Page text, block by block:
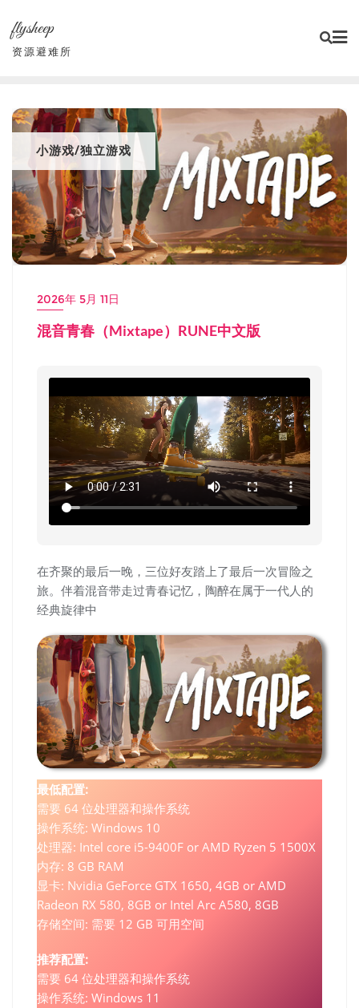
content
flysheep
资源避难所
小游戏/独立游戏
2026年 5月 11日
混音青春（Mixtape）RUNE中文版
在齐聚的最后一晚，三位好友踏上了最后一次冒险之
旅。伴着混音带走过青春记忆，陶醉在属于一代人的
经典旋律中
最低配置:
需要 64 位处理器和操作系统
操作系统: Windows 10
处理器: Intel core i5-9400F or AMD Ryzen 5 1500X
内存: 8 GB RAM
显卡: Nvidia GeForce GTX 1650, 4GB or AMD
Radeon RX 580, 8GB or Intel Arc A580, 8GB
存储空间: 需要 12 GB 可用空间
推荐配置:
需要 64 位处理器和操作系统
操作系统: Windows 11